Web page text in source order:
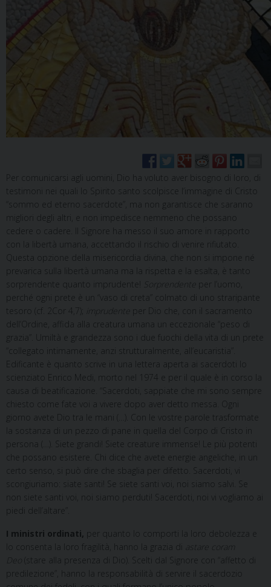
Per comunicarsi agli uomini, Dio ha voluto aver bisogno di loro, di
testimoni nei quali lo Spirito santo scolpisce l’immagine di Cristo
“sommo ed eterno sacerdote”, ma non garantisce che saranno
migliori degli altri, e non impedisce nemmeno che possano
cedere o cadere. Il Signore ha messo il suo amore in rapporto
con la libertà umana, accettando il rischio di venire rifiutato.
Questa opzione della misericordia divina, che non si impone né
prevarica sulla libertà umana ma la rispetta e la esalta, è tanto
sorprendente quanto imprudente!
per l’uomo,
perché ogni prete è un “vaso di creta” colmato di uno straripante
tesoro (cf. 2Cor 4,7);
per Dio che, con il sacramento
dell’Ordine, affida alla creatura umana un eccezionale “peso di
grazia”. Umiltà e grandezza sono i due fuochi della vita di un prete
“collegato intimamente, anzi strutturalmente, all’eucaristia”.
Edificante è quanto scrive in una lettera aperta ai sacerdoti lo
scienziato Enrico Medi, morto nel 1974 e per il quale è in corso la
causa di beatificazione. “Sacerdoti, sappiate che mi sono sempre
chiesto come fate voi a vivere dopo aver detto messa. Ogni
giorno avete Dio tra le mani (…). Con le vostre parole trasformate
la sostanza di un pezzo di pane in quella del Corpo di Cristo in
persona (…). Siete grandi! Siete creature immense! Le più potenti
che possano esistere. Chi dice che avete energie angeliche, in un
certo senso, si può dire che sbaglia per difetto. Sacerdoti, vi
scongiuriamo: siate santi! Se siete santi voi, noi siamo salvi. Se
non siete santi voi, noi siamo perduti! Sacerdoti, noi vi vogliamo ai
piedi dell’altare”.
I ministri ordinati, per quanto lo comporti la loro debolezza e
lo consenta la loro fragilità, hanno la grazia di
(stare alla presenza di Dio). Scelti dal Signore con “affetto di
predilezione”, hanno la responsabilità di servire il sacerdozio